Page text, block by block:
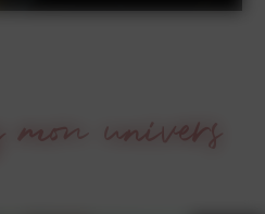
univers